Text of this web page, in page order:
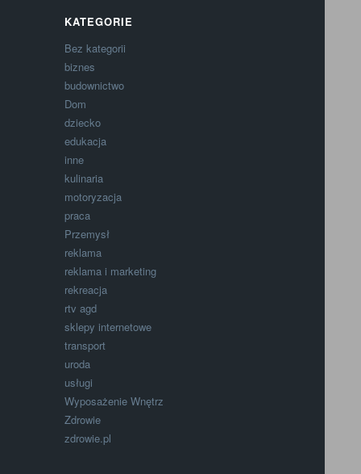
KATEGORIE
Bez kategorii
biznes
budownictwo
Dom
dziecko
edukacja
inne
kulinaria
motoryzacja
praca
Przemysł
reklama
reklama i marketing
rekreacja
rtv agd
sklepy internetowe
transport
uroda
usługi
Wyposażenie Wnętrz
Zdrowie
zdrowie.pl